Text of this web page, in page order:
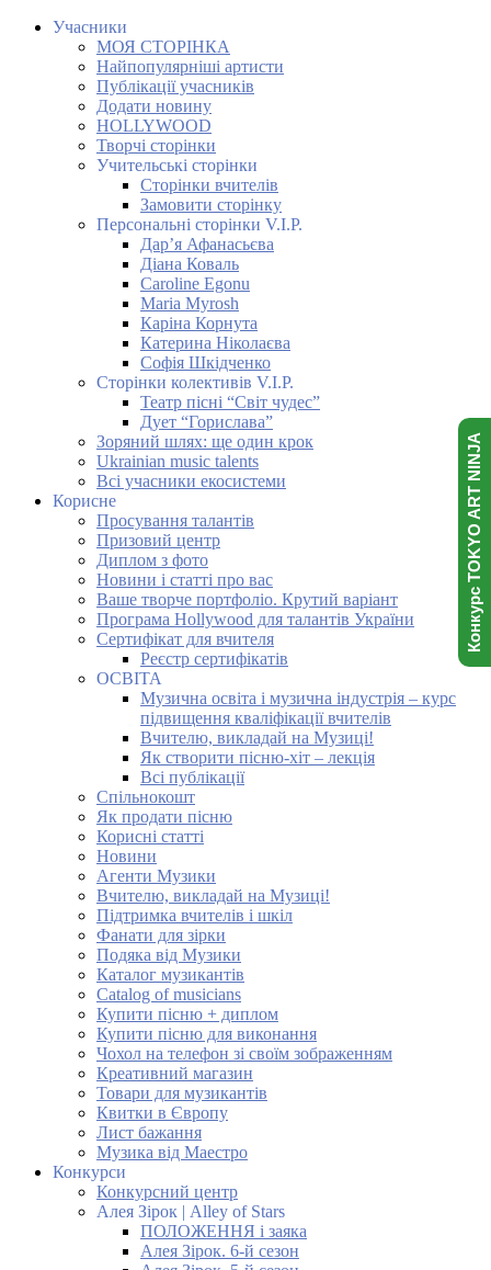
Учасники
МОЯ СТОРІНКА
Найпопулярніші артисти
Публікації учасників
Додати новину
HOLLYWOOD
Творчі сторінки
Учительські сторінки
Сторінки вчителів
Замовити сторінку
Персональні сторінки V.I.P.
Дар’я Афанасьєва
Діана Коваль
Caroline Egonu
Maria Myrosh
Каріна Корнута
Катерина Ніколаєва
Софія Шкідченко
Сторінки колективів V.I.P.
Театр пісні “Світ чудес”
Дует “Горислава”
Зоряний шлях: ще один крок
Ukrainian music talents
Всі учасники екосистеми
Корисне
Просування талантів
Призовий центр
Диплом з фото
Новини і статті про вас
Ваше творче портфоліо. Крутий варіант
Програма Hollywood для талантів України
Сертифікат для вчителя
Реєстр сертифікатів
ОСВІТА
Музична освіта і музична індустрія – курс
підвищення кваліфікації вчителів
Вчителю, викладай на Музиці!
Як створити пісню-хіт – лекція
Всі публікації
Спільнокошт
Як продати пісню
Корисні статті
Новини
Агенти Музики
Вчителю, викладай на Музиці!
Підтримка вчителів і шкіл
Фанати для зірки
Подяка від Музики
Каталог музикантів
Catalog of musicians
Купити пісню + диплом
Купити пісню для виконання
Чохол на телефон зі своїм зображенням
Креативний магазин
Товари для музикантів
Квитки в Європу
Лист бажання
Музика від Маестро
Конкурси
Конкурсний центр
Алея Зірок | Alley of Stars
ПОЛОЖЕННЯ і заяка
Алея Зірок. 6-й сезон
Конкурс TOKYO ART NINJA